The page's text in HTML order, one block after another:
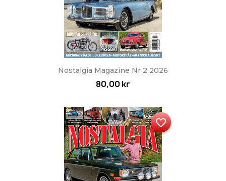
Nostalgia Magazine Nr 2 2026
80,00 kr
favorite_border